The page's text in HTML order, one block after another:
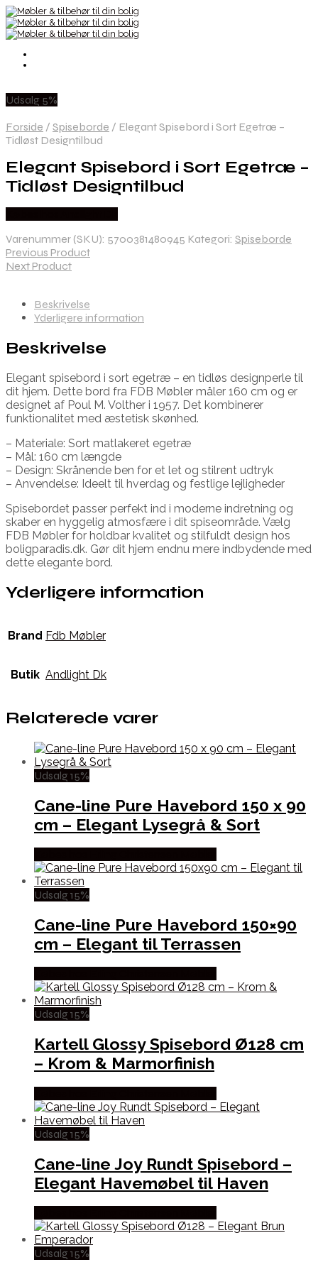
Udsalg 5%
Forside / Spiseborde / Elegant Spisebord i Sort Egetræ –
Tidløst Designtilbud
Elegant Spisebord i Sort Egetræ –
Tidløst Designtilbud
Varenummer (SKU): 5700381480945 Kategori: Spiseborde
Previous Product
Next Product
Beskrivelse
Yderligere information
Beskrivelse
Elegant spisebord i sort egetræ – en tidløs designperle til
dit hjem. Dette bord fra FDB Møbler måler 160 cm og er
designet af Poul M. Volther i 1957. Det kombinerer
funktionalitet med æstetisk skønhed.
– Materiale: Sort matlakeret egetræ
– Mål: 160 cm længde
– Design: Skrånende ben for et let og stilrent udtryk
– Anvendelse: Ideelt til hverdag og festlige lejligheder
Spisebordet passer perfekt ind i moderne indretning og
skaber en hyggelig atmosfære i dit spiseområde. Vælg
FDB Møbler for holdbar kvalitet og stilfuldt design hos
boligparadis.dk. Gør dit hjem endnu mere indbydende med
dette elegante bord.
Yderligere information
Brand Fdb Møbler
Butik Andlight Dk
Relaterede varer
Udsalg 15%
Cane-line Pure Havebord 150 x 90
cm – Elegant Lysegrå & Sort
Udsalg 15%
Cane-line Pure Havebord 150×90
cm – Elegant til Terrassen
Udsalg 15%
Kartell Glossy Spisebord Ø128 cm
– Krom & Marmorfinish
Udsalg 15%
Cane-line Joy Rundt Spisebord –
Elegant Havemøbel til Haven
Udsalg 15%